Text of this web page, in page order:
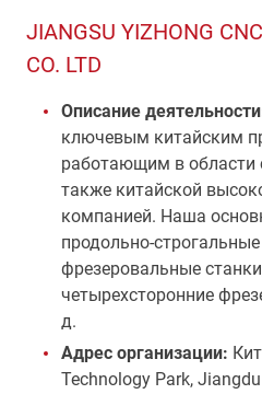
JIANGSU YIZHONG
CO. LTD
Описание
ключевым китайским
работающим в области
также китайской
компанией. Наша
продольно-
фрезеровальные
четырехсторонние
д.
Адрес организации:
Technology Park,